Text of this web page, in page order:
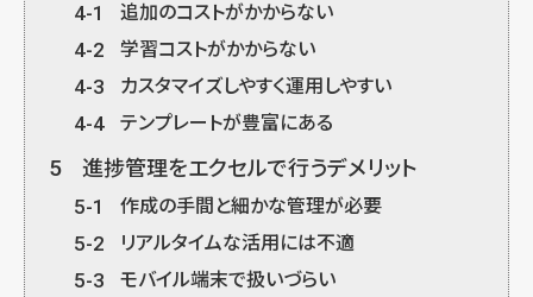
4-1 追加のコストがかからない
4-2 学習コストがかからない
4-3 カスタマイズしやすく運用しやすい
4-4 テンプレートが豊富にある
5 進捗管理をエクセルで行うデメリット
5-1 作成の手間と細かな管理が必要
5-2 リアルタイムな活用には不適
5-3 モバイル端末で扱いづらい